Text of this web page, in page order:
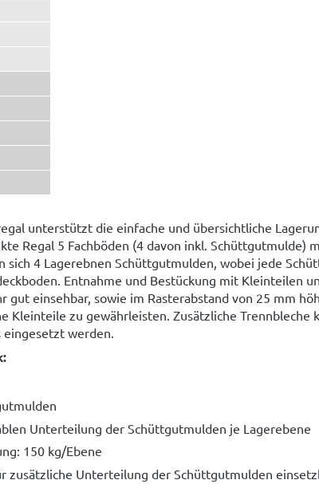
unterstützt die einfache und übersichtliche
Regal 5 Fachböden (4 davon inkl. Schüttgutmulde)
sich 4 Lagerebnen Schüttgutmulden, wobei jede
Entnahme und Bestückung mit Kleinteilen
gut einsehbar, sowie im Rasterabstand von 25 mm
Kleinteile zu gewährleisten. Zusätzliche
werden.
Unterteilung der Schüttgutmulden je Lagerebene
150 kg/Ebene
zusätzliche Unterteilung der Schüttgutmulden